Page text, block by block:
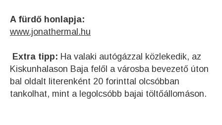
A fürdő honlapja:
www.jonathermal.hu
Extra tipp: Ha valaki autógázzal közlekedik, az
Kiskunhalason Baja felől a városba bevezető úton
bal oldalt literenként 20 forinttal olcsóbban
tankolhat, mint a legolcsóbb bajai töltőállomáson.